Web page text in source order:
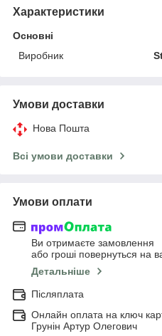
Характеристики
Основні
Виробник
Умови доставки
Нова Пошта
Всі умови доставки
Умови оплати
Ви отримаєте замовлення
або гроші повернуться на
Детальніше
Післяплата
Онлайн оплата на ключ
Грунін Артур Олегович